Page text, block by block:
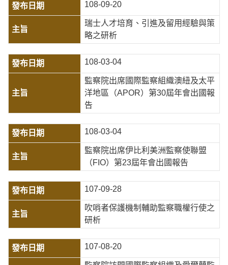
108-09-20
瑞士人才培育、引進及留用經驗與策
略之研析
108-03-04
監察院出席國際監察組織澳紐及太平
洋地區（APOR）第30屆年會出國報
告
108-03-04
監察院出席伊比利美洲監察使聯盟
（FIO）第23屆年會出國報告
107-09-28
吹哨者保護機制輔助監察職權行使之
研析
107-08-20